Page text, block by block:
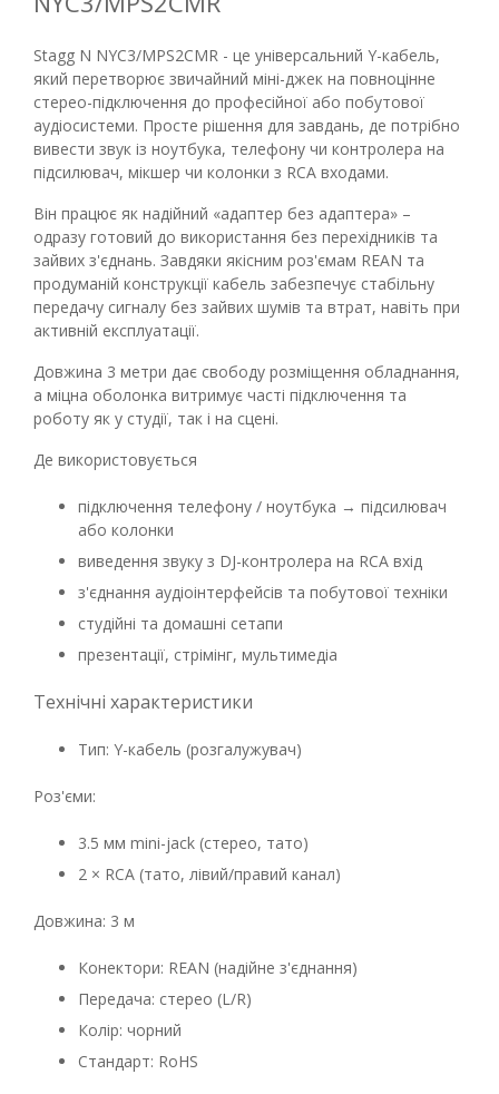
Stagg N NYC3/MPS2CMR - це універсальний Y-кабель,
який перетворює звичайний міні-джек на повноцінне
стерео-підключення до професійної або побутової
аудіосистеми. Просте рішення для завдань, де потрібно
вивести звук із ноутбука, телефону чи контролера на
підсилювач, мікшер чи колонки з RCA входами.
Він працює як надійний «адаптер без адаптера» –
одразу готовий до використання без перехідників та
зайвих з'єднань. Завдяки якісним роз'ємам REAN та
продуманій конструкції кабель забезпечує стабільну
передачу сигналу без зайвих шумів та втрат, навіть при
активній експлуатації.
Довжина 3 метри дає свободу розміщення обладнання,
а міцна оболонка витримує часті підключення та
роботу як у студії, так і на сцені.
Де використовується
підключення телефону / ноутбука → підсилювач
або колонки
виведення звуку з DJ-контролера на RCA вхід
з'єднання аудіоінтерфейсів та побутової техніки
студійні та домашні сетапи
презентації, стрімінг, мультимедіа
Технічні характеристики
Тип: Y-кабель (розгалужувач)
Роз'єми:
3.5 мм mini-jack (стерео, тато)
2 × RCA (тато, лівий/правий канал)
Довжина: 3 м
Конектори: REAN (надійне з'єднання)
Передача: стерео (L/R)
Колір: чорний
Стандарт: RoHS